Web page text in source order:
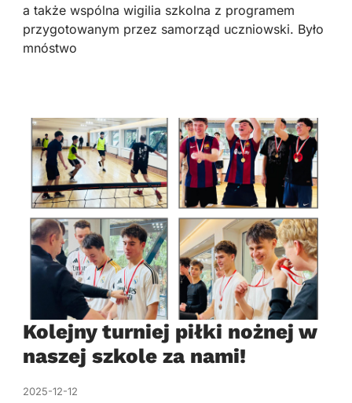
a także wspólna wigilia szkolna z programem
przygotowanym przez samorząd uczniowski. Było
mnóstwo
Kolejny turniej piłki nożnej w
naszej szkole za nami!
2025-12-12